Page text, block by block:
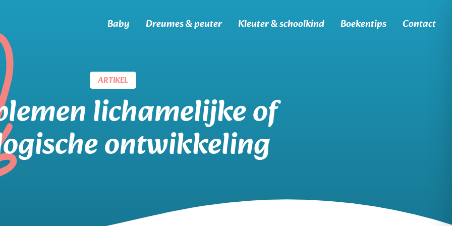
Baby Dreumes & peuter Kleuter & schoolkind Boekentips Contact
ARTIKEL
lichamelijke of
ontwikkeling